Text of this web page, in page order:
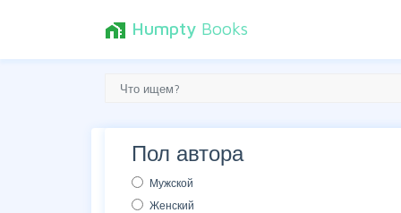
home_work Humpty Books
Пол автора
Мужской
Женский